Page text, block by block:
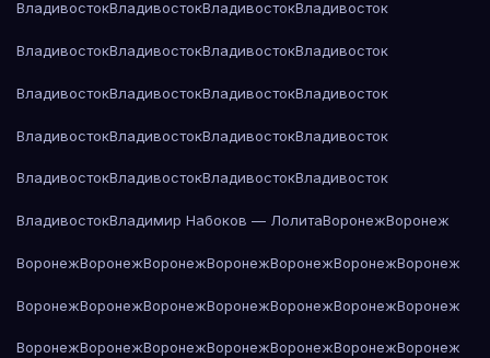
ВладивостокВладивостокВладивостокВладивосток
ВладивостокВладивостокВладивостокВладивосток
ВладивостокВладивостокВладивостокВладивосток
ВладивостокВладивостокВладивостокВладивосток
ВладивостокВладивостокВладивостокВладивосток
ВладивостокВладимир Набоков — ЛолитаВоронежВоронеж
ВоронежВоронежВоронежВоронежВоронежВоронежВоронеж
ВоронежВоронежВоронежВоронежВоронежВоронежВоронеж
ВоронежВоронежВоронежВоронежВоронежВоронежВоронеж